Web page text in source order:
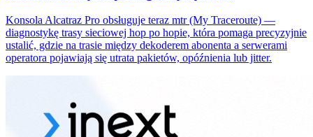
Konsola Alcatraz Pro obsługuje teraz mtr (My Traceroute) —
diagnostykę trasy sieciowej hop po hopie, która pomaga precyzyjnie
ustalić, gdzie na trasie między dekoderem abonenta a serwerami
operatora pojawiają się utrata pakietów, opóźnienia lub jitter.